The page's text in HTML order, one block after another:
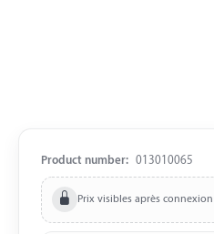
Product number: 013010065
Prix visibles après connexion